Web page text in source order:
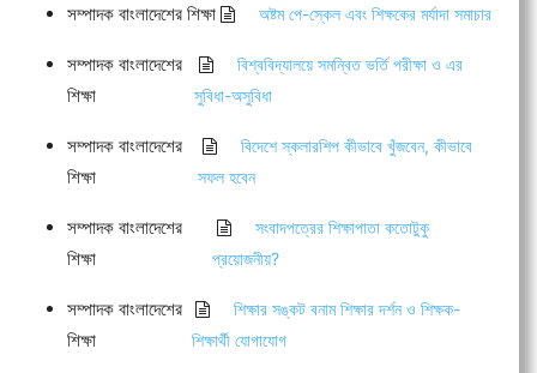
সম্পাদক বাংলাদেশের শিক্ষা অষ্টম পে-স্কেল এবং শিক্ষকের মর্যাদা সমাচার
সম্পাদক বাংলাদেশের
শিক্ষা
বিশ্ববিদ্যালয়ে সমন্বিত ভর্তি পরীক্ষা ও এর
সুবিধা-অসুবিধা
সম্পাদক বাংলাদেশের
শিক্ষা
বিদেশে স্কলারশিপ কীভাবে খুঁজবেন, কীভাবে
সফল হবেন
সম্পাদক বাংলাদেশের
শিক্ষা
সংবাদপত্রের শিক্ষাপাতা কতোটুকু
প্রয়োজনীয়?
সম্পাদক বাংলাদেশের
শিক্ষা
শিক্ষার সঙ্কট বনাম শিক্ষার দর্শন ও শিক্ষক-
শিক্ষার্থী যোগাযোগ